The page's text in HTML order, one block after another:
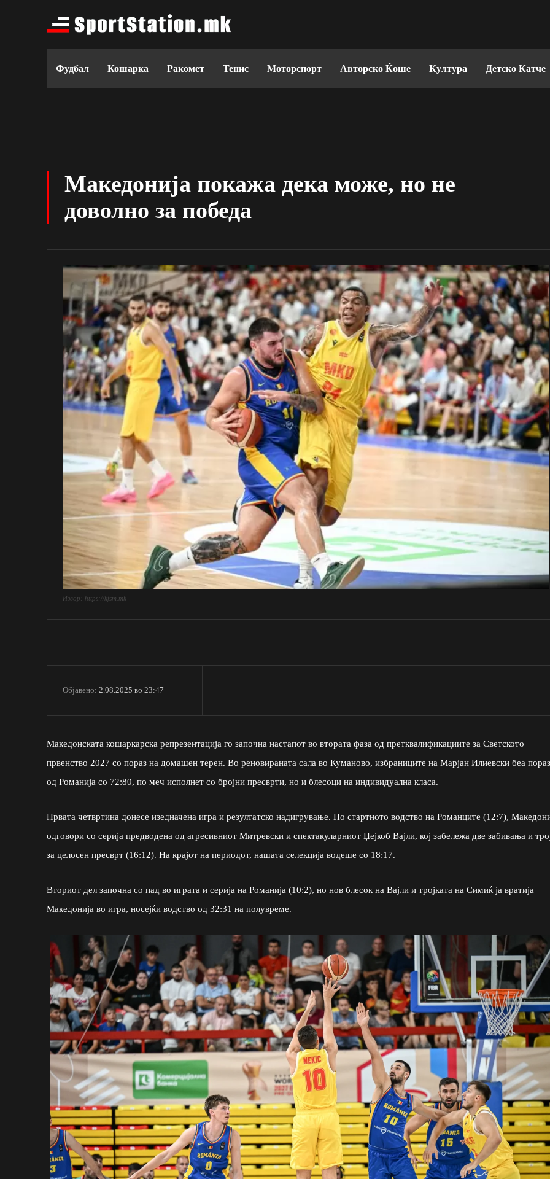
Фудбал Кошарка Ракомет Тенис Моторспорт Авторско Ќоше Култура Детско Катче
Македонија покажа дека може, но не
доволно за победа
Извор: https://kfsm.mk
Објавено: 2.08.2025 во 23:47
Македонската кошаркарска репрезентација го започна настапот во втората фаза од претквалификациите за Светското
првенство 2027 со пораз на домашен терен. Во реновираната сала во Куманово, избраниците на Марјан Илиевски беа
од Романија со 72:80, по меч исполнет со бројни пресврти, но и блесоци на индивидуална класа.
Првата четвртина донесе изедначена игра и резултатско надигрување. По стартното водство на Романците (12:7),
одговори со серија предводена од агресивниот Митревски и спектакуларниот Џејкоб Вајли, кој забележа две забивања и
за целосен пресврт (16:12). На крајот на периодот, нашата селекција водеше со 18:17.
Вториот дел започна со пад во играта и серија на Романија (10:2), но нов блесок на Вајли и тројката на Симиќ ја вратија
Македонија во игра, носејќи водство од 32:31 на полувреме.